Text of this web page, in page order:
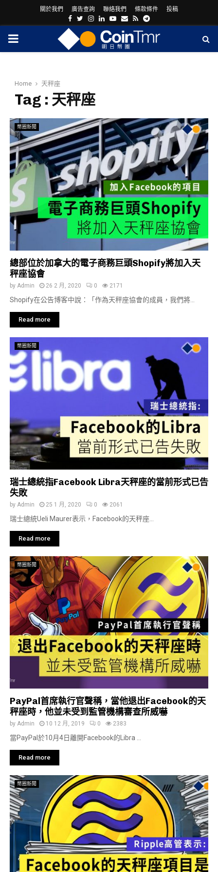
關於我們 廣告查詢 聯絡我們 條款條件 投稿
Facebook
Twitter
Instagram
LinkedinYoutube
Email
RssTelegram
PRIMARY
Home 天秤座
Tag : 天秤座
幣圈新聞
總部位於加拿大的電子商務巨頭Shopify將加入天
秤座協會
by Admin 26 2 月, 2020 0 2171
Shopify在公告博客中說：「作為天秤座協會的成員，我們將...
Read more
幣圈新聞
瑞士總統指Facebook Libra天秤座的當前形式已告
失敗
by Admin 25 1 月, 2020 0 2061
瑞士總統Ueli Maurer表示，Facebook的天秤座...
Read more
幣圈新聞
PayPal首席執行官聲稱，當他退出Facebook的天
秤座時，他並未受到監管機構審查所威嚇
by Admin 10 12 月, 2019 0 2383
當PayPal於10月4日離開Facebook的Libra ...
Read more
幣圈新聞